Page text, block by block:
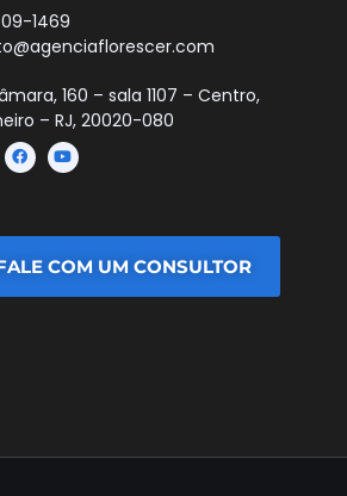
1469
160 – sala 1107 – Centro,
– RJ, 20020-080
COM UM CONSULTOR